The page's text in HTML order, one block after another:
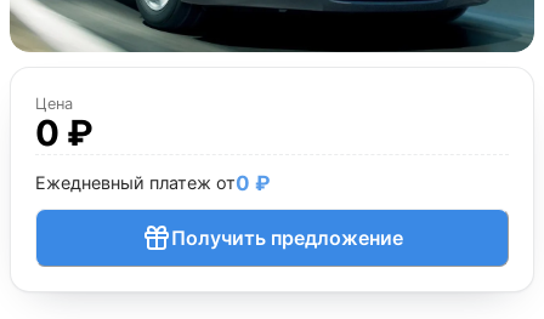
Цена
0 ₽
Ежедневный платеж от0 ₽
Получить предложение